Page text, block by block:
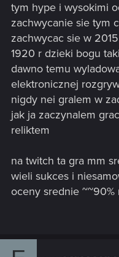
tym hype i wysokimi
zachwycanie sie tym
zachwycac sie w
1920 r dzieki bogu
dawno temu
elektronicznej
nigdy nei gralem w
jak ja zaczynalem
reliktem
na twitch ta gra mm
wieli sukces i
oceny srednie